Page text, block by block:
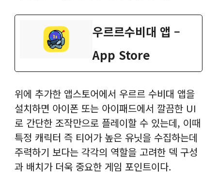
우르르수비대 앱 –
App Store
위에 추가한 앱스토어에서 우르르 수비대 앱을
설치하면 아이폰 또는 아이패드에서 깔끔한 UI
로 간단한 조작만으로 플레이할 수 있는데, 이때
특정 캐릭터 즉 티어가 높은 유닛을 수집하는데
주력하기 보다는 각각의 역할을 고려한 덱 구성
과 배치가 더욱 중요한 게임 포인트이다.